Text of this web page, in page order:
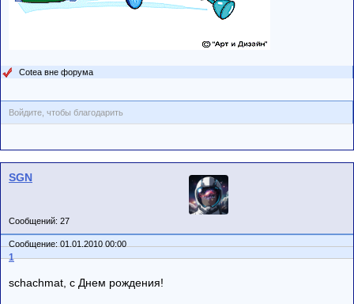
Cotea вне форума
Войдите, чтобы благодарить
SGN
Сообщений: 27
Сообщение: 01.01.2010 00:00
1
schachmat, с Днем рождения!